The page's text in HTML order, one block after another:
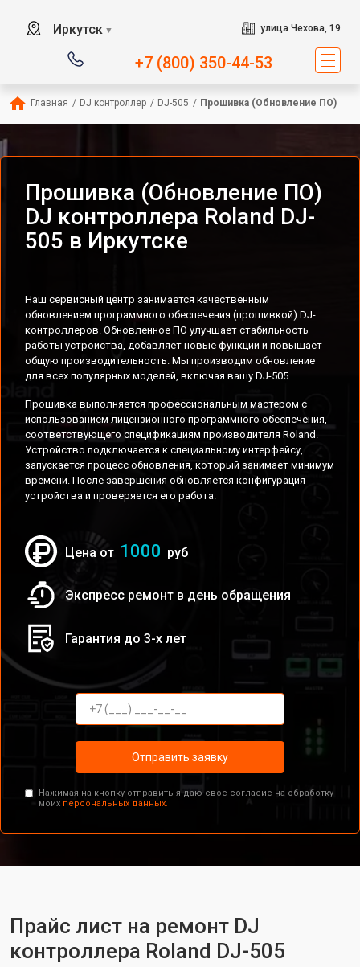
Иркутск ▼ улица Чехова, 19
+7 (800) 350-44-53
Главная / DJ контроллер / DJ-505 / Прошивка (Обновление ПО)
Прошивка (Обновление ПО)
DJ контроллера Roland DJ-
505 в Иркутске
Наш сервисный центр занимается качественным
обновлением программного обеспечения (прошивкой) DJ-
контроллеров. Обновленное ПО улучшает стабильность
работы устройства, добавляет новые функции и повышает
общую производительность. Мы производим обновление
для всех популярных моделей, включая вашу DJ-505.
Прошивка выполняется профессиональным мастером с
использованием лицензионного программного обеспечения,
соответствующего спецификациям производителя Roland.
Устройство подключается к специальному интерфейсу,
запускается процесс обновления, который занимает минимум
времени. После завершения обновляется конфигурация
устройства и проверяется его работа.
Цена от 1000 руб
Экспресс ремонт в день обращения
Гарантия до 3-х лет
Отправить заявку
Нажимая на кнопку отправить я даю свое согласие на обработку
моих персональных данных.
Прайс лист на ремонт DJ
контроллера Roland DJ-505